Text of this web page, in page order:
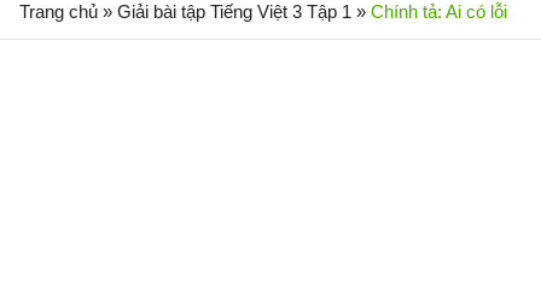
Trang chủ » Giải bài tập Tiếng Việt 3 Tập 1 » Chính tả: Ai có lỗi